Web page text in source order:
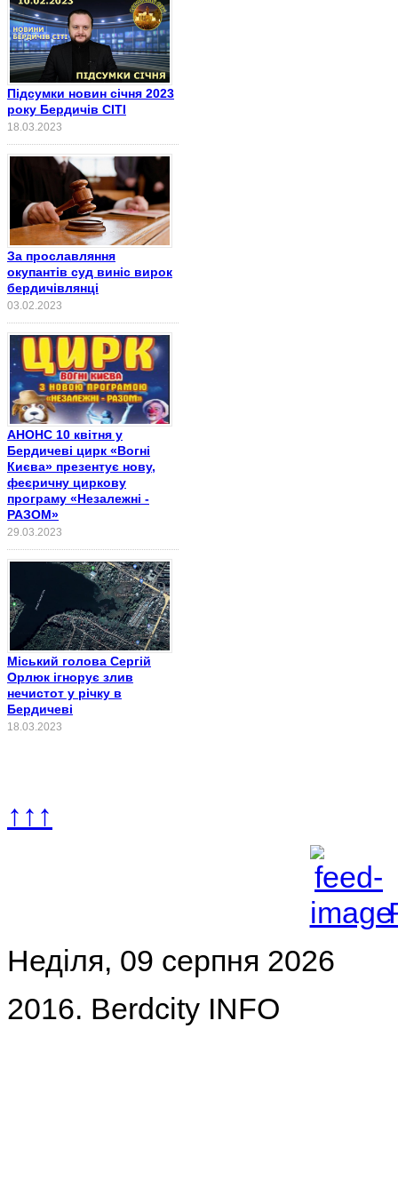
Підсумки новин січня 2023
року Бердичів СІТІ
18.03.2023
За прославляння
окупантів суд виніс вирок
бердичівлянці
03.02.2023
АНОНС 10 квітня у
Бердичеві цирк «Вогні
Києва» презентує нову,
феєричну циркову
програму «Незалежні -
РАЗОМ»
29.03.2023
Міський голова Сергій
Орлюк ігнорує злив
нечистот у річку в
Бердичеві
18.03.2023
↑↑↑
Неділя, 09 серпня 2026
2016. Berdcity INFO